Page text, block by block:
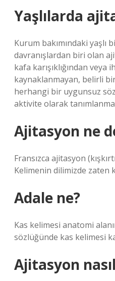
Yaşlılarda
Kurum bakımındaki yaşlı
davranışlardan biri olan
kafa karışıklığından veya
kaynaklanmayan, belirli bir
herhangi bir uygunsuz
aktivite olarak
Ajitasyon ne
Fransızca ajitasyon
Kelimenin dilimizde zaten
Adale ne?
Kas kelimesi anatomi
sözlüğünde kas kelimesi
Ajitasyon